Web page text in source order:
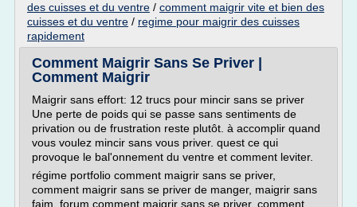
des cuisses et du ventre / comment maigrir vite et bien des
cuisses et du ventre / regime pour maigrir des cuisses
rapidement
Comment Maigrir Sans Se Priver |
Comment Maigrir
Maigrir sans effort: 12 trucs pour mincir sans se priver
Une perte de poids qui se passe sans sentiments de
privation ou de frustration reste plutôt. à accomplir quand
vous voulez mincir sans vous priver. quest ce qui
provoque le bal'onnement du ventre et comment leviter.
régime portfolio comment maigrir sans se priver,
comment maigrir sans se priver de manger, maigrir sans
faim, forum comment maigrir sans se priver, comment